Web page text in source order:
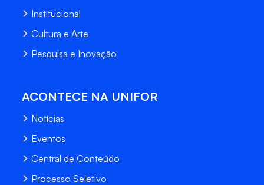
Institucional
Cultura e Arte
Pesquisa e Inovação
ACONTECE NA UNIFOR
Notícias
Eventos
Central de Conteúdo
Processo Seletivo